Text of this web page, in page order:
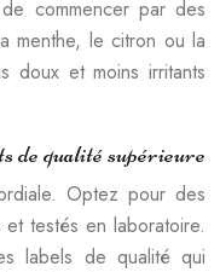
commencer par des
menthe, le citron ou la
doux et moins irritants
de qualité supérieure
Optez pour des
testés en laboratoire.
labels de qualité qui